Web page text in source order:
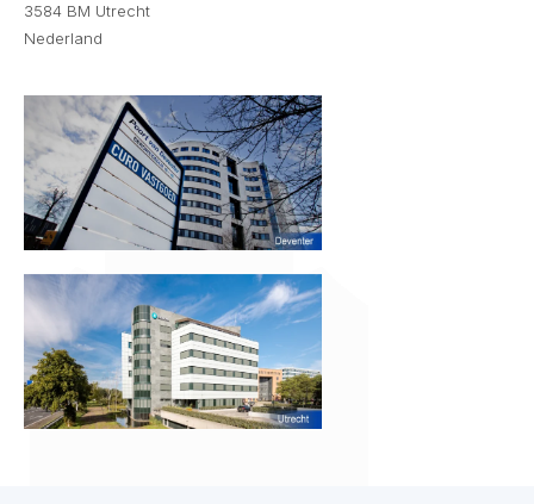
3584 BM Utrecht
Nederland